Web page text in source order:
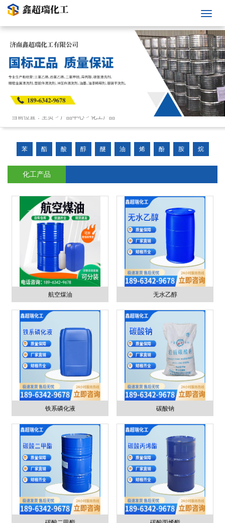
当前位置： 主页 > 产品中心 > 化工产品
苯 酯 酸 醇 醚 油 烯 酚 胺 烷
化工产品
航空煤油 无水乙醇
铁系磷化液 碳酸钠